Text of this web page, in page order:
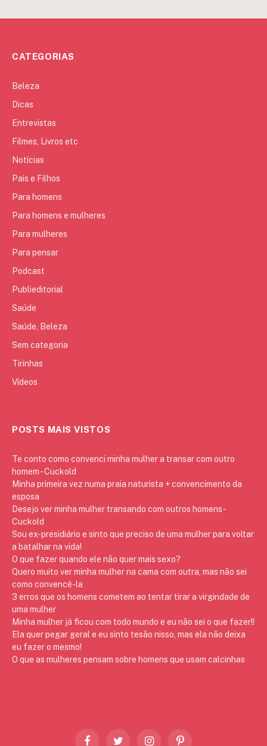
CATEGORIAS
Beleza
Dicas
Entrevistas
Filmes, Livros etc
Notícias
Pais e Filhos
Para homens
Para homens e mulheres
Para mulheres
Para pensar
Podcast
Publieditorial
Saúde
Saúde, Beleza
Sem categoria
Tirinhas
Vídeos
POSTS MAIS VISTOS
Te conto como convenci minha mulher a transar com outro
homem - Cuckold
Minha primeira vez numa praia naturista + convencimento da
esposa
Desejo ver minha mulher transando com outros homens -
Cuckold
Sou ex-presidiário e sinto que preciso de uma mulher para voltar
a batalhar na vida!
O que fazer quando ele não quer mais sexo?
Quero muito ver minha mulher na cama com outra, mas não sei
como convencê-la
3 erros que os homens cometem ao tentar tirar a virgindade de
uma mulher
Minha mulher já ficou com todo mundo e eu não sei o que fazer!!
Ela quer pegar geral e eu sinto tesão nisso, mas ela não deixa
eu fazer o mesmo!
O que as mulheres pensam sobre homens que usam calcinhas